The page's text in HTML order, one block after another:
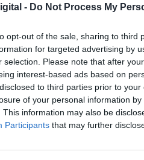
- Do Not Process My
opt-out of the sale, sharing to third
for targeted advertising by
selection. Please note that after
interest-based ads based on
to third parties prior to
of your personal information
This information may also be
Participants that may further
el procés dieron
actuaron por su
al margen de la
diligencia, se
como paraíso fiscal
andorrana también
Pino y Bonifacio
de Estado durante el
de Banca
secreta sobre los